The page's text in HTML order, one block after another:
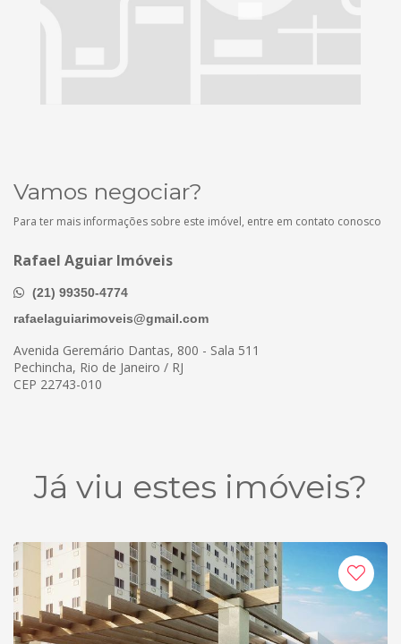
Vamos negociar?
Para ter mais informações sobre este imóvel, entre em contato conosco
Rafael Aguiar Imóveis
(21) 99350-4774
rafaelaguiarimoveis@gmail.com
Avenida Geremário Dantas, 800 - Sala 511
Pechincha, Rio de Janeiro / RJ
CEP 22743-010
Já viu estes imóveis?